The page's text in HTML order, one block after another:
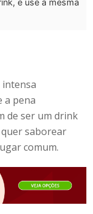
e use a mesma
intensa
a pena
de ser um drink
saborear
comum.